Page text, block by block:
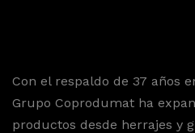
Con el respaldo de 37 años
Grupo Coprodumat ha
productos desde herrajes y